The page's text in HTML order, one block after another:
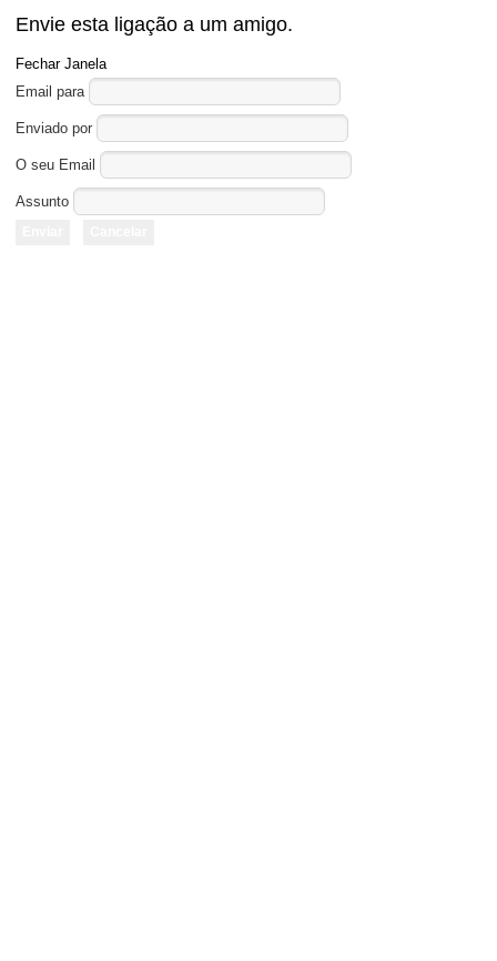
Envie esta ligação a um amigo.
Fechar Janela
Email para
Enviado por
O seu Email
Assunto